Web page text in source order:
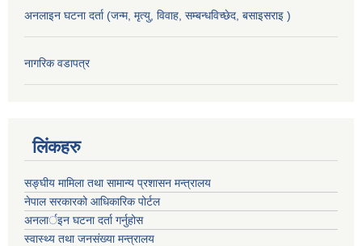
अनलाइन घटना दर्ता (जन्म, मृत्यु, विवाह, सम्बन्धविच्छेद, बसाइसराइ )
नागरिक वडापत्र
लिंकहरु
सङ्‍घीय मामिला तथा सामान्य प्रशासन मन्त्रालय
नेपाल सरकारको आधिकारिक पोर्टल
अनलार्इन घटना दर्ता गर्नुहोस
स्वास्थ्य तथा जनसंख्या मन्त्रालय